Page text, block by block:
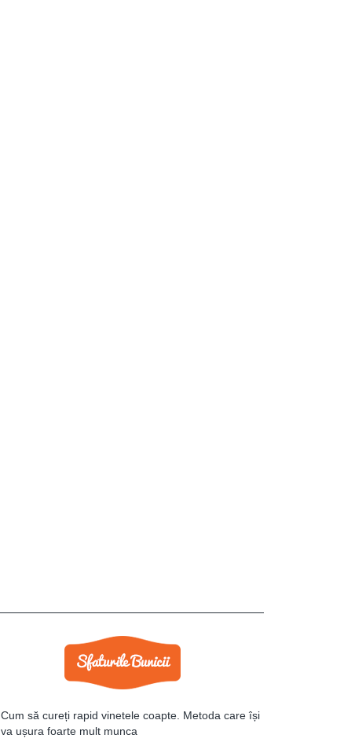
Cum să cureți rapid vinetele coapte. Metoda care își
va ușura foarte mult munca